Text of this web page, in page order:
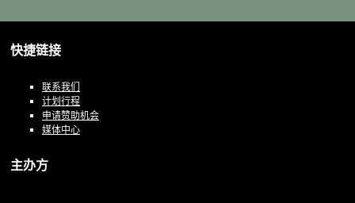
快捷链接
联系我们
计划行程
申请赞助机会
媒体中心
主办方